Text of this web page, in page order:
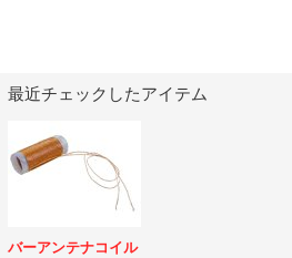
最近チェックしたアイテム
バーアンテナコイル